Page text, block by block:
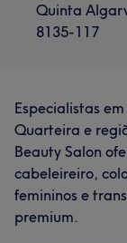
Quinta
8135-117
Especialistas
Quarteira e
Beauty Salon
cabeleireiro,
femininos e
premium.